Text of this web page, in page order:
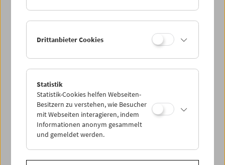
Sa 29.10.
PROGRAMM ÜBERBLICK
Drittanbieter Cookies
Statistik
Statistik-Cookies helfen Webseiten-
Besitzern zu verstehen, wie Besucher
mit Webseiten interagieren, indem
Informationen anonym gesammelt
und gemeldet werden.